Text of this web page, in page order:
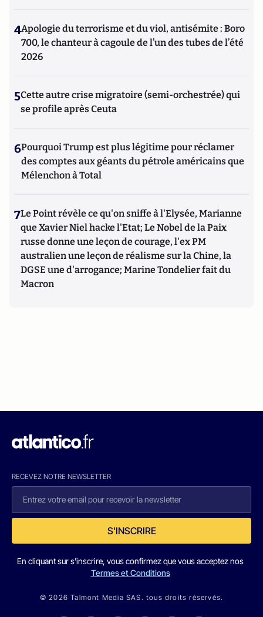
4Apologie du terrorisme et du viol, antisémite : Boro
700, le chanteur à cagoule de l’un des tubes de l’été
2026
5Cette autre crise migratoire (semi-orchestrée) qui
se profile après Ceuta
6Pourquoi Trump est plus légitime pour réclamer
des comptes aux géants du pétrole américains que
Mélenchon à Total
7Le Point révèle ce qu'on sniffe à l'Elysée, Marianne
que Xavier Niel hacke l'Etat; Le Nobel de la Paix
russe donne une leçon de courage, l'ex PM
australien une leçon de réalisme sur la Chine, la
DGSE une d'arrogance; Marine Tondelier fait du
Macron
RECEVEZ NOTRE NEWSLETTER
S'INSCRIRE
En cliquant sur s'inscrire, vous confirmez que vous acceptez nos
Termes et Conditions
© 2026 Talmont Media SAS. tous droits réservés.